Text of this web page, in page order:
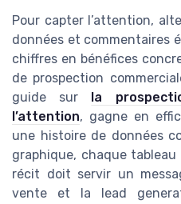
Pour capter l’attention,
données et commentaires
chiffres en bénéfices
de prospection
guide sur la
l’attention, gagne en
une histoire de données
graphique, chaque
récit doit servir un
vente et la lead